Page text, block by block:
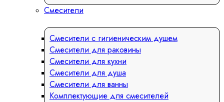
Смесители
Смесители с гигиеническим душем
Смесители для раковины
Смесители для кухни
Смесители для душа
Смесители для ванны
Комплектующие для смесителей